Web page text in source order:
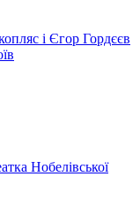
і Єгор Гордєєв
Нобелівської